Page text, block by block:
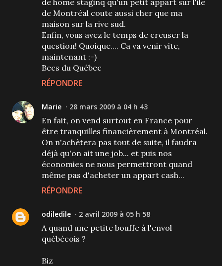
de Montréal coute aussi cher que ma
maison sur la rive sud.
Enfin, vous avez le temps de creuser la
question! Quoique.... Ca va venir vite,
maintenant :-)
Becs du Québec
RÉPONDRE
Marie 28 mars 2009 à 04 h 43
En fait, on vend surtout en France pour
être tranquilles financièrement à Montréal.
On n'achètera pas tout de suite, il faudra
déjà qu'on ait une job... et puis nos
économies ne nous permettront quand
même pas d'acheter un appart cash...
RÉPONDRE
odiledile 2 avril 2009 à 05 h 58
A quand une petite bouffe à l'envol
québécois ?
Biz